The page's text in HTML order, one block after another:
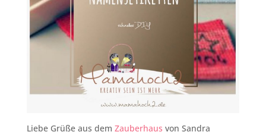
Liebe Grüße aus dem Zauberhaus von Sandra